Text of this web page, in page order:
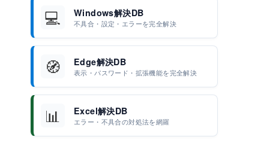
💻 Windows解決DB
不具合・設定・エラーを完全解決
🧭 Edge解決DB
表示・パスワード・拡張機能を完全解決
📊 Excel解決DB
エラー・不具合の対処法を網羅